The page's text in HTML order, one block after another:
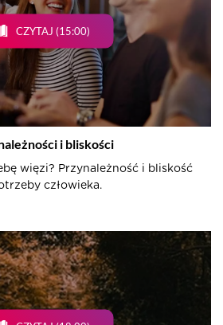
CZYTAJ (15:00)
i bliskości
więzi? Przynależność i bliskość
człowieka.